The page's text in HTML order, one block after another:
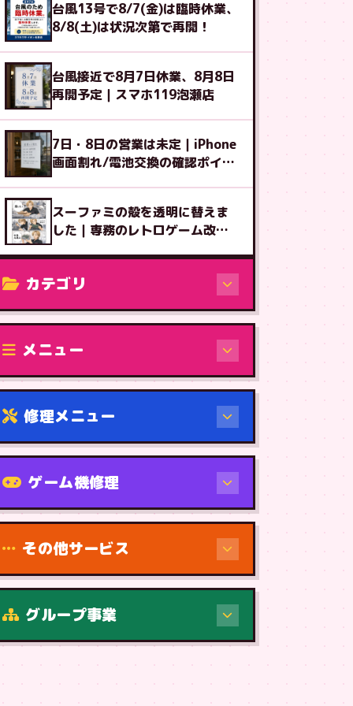
台風13号で8/7(金)は臨時休業、
8/8(土)は状況次第で再開！
台風接近で8月7日休業、8月8日
再開予定｜スマホ119泡瀬店
7日・8日の営業は未定｜iPhone
画面割れ/電池交換の確認ポイン
スーファミの殻を透明に替えま
した｜専務のレトロゲーム改造
カテゴリ
修理（機種から）
メニュー
修理メニュー
機種から
ゲーム機修理
その他サービス
グループ事業